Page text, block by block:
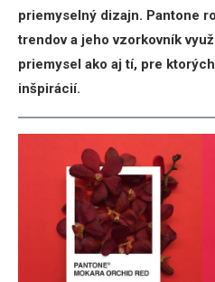
priemyselný dizajn. Pantone
trendov a jeho vzorkovník
priemysel ako aj tí, pre
inšpirácií.